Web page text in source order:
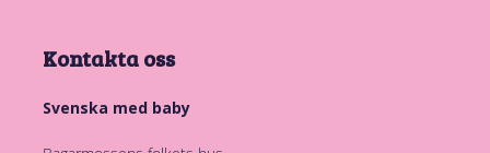
Kontakta oss
Svenska med baby